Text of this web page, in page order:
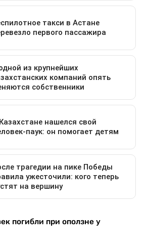
погибли при оползне у